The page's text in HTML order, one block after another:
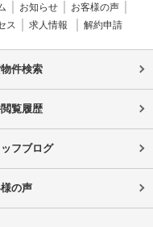
お知らせ
お客様の声
ス 求人情報 解約申請
件検索
覧履歴
フブログ
の声